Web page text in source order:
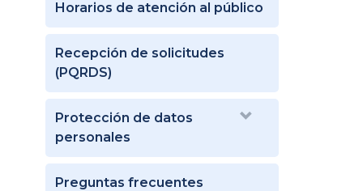
Horarios de atención al público
Recepción de solicitudes
(PQRDS)
Protección de datos
personales
Preguntas frecuentes